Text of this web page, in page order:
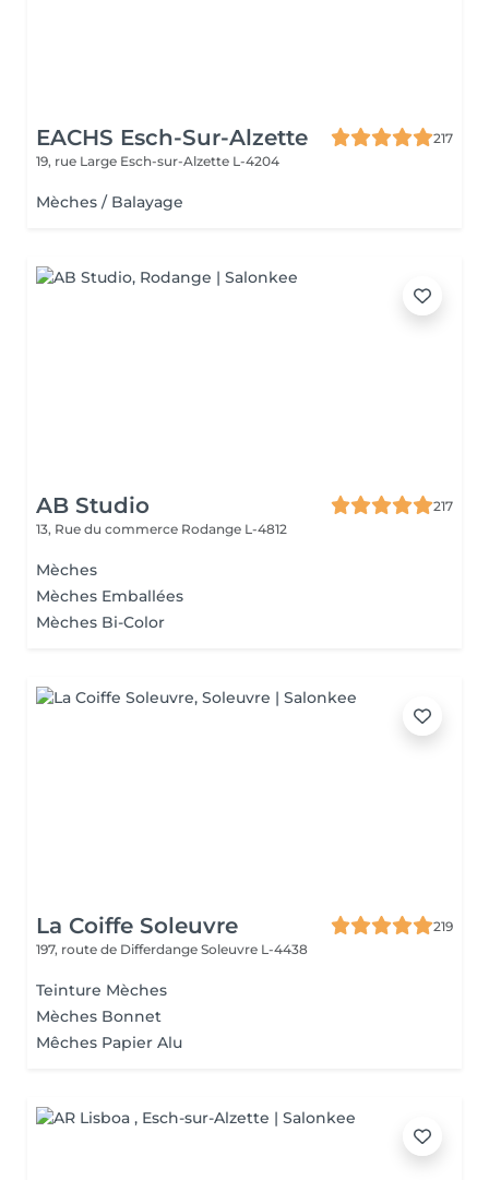
EACHS Esch-Sur-Alzette
217
19, rue Large Esch-sur-Alzette L-4204
Mèches / Balayage
AB Studio
217
13, Rue du commerce Rodange L-4812
Mèches
Mèches Emballées
Mèches Bi-Color
La Coiffe Soleuvre
219
197, route de Differdange Soleuvre L-4438
Teinture Mèches
Mèches Bonnet
Mêches Papier Alu